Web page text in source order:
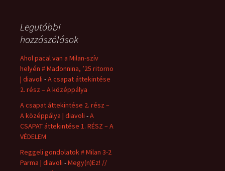
Legutóbbi
hozzászólások
Ahol pacal van a Milan-szív
helyén # Madonnina, ’25 ritorno
| diavoli -A csapat áttekintése
2. rész – A középpálya
A csapat áttekintése 2. rész –
A középpálya | diavoli -A
CSAPAT áttekintése 1. RÉSZ – A
VÉDELEM
Reggeli gondolatok # Milan 3-2
Parma | diavoli -Megy(n)Ez! //